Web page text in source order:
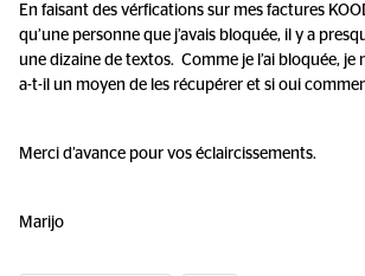
En faisant des vérfications sur mes factures
qu’une personne que j’avais bloquée, il y a
une dizaine de textos. Comme je l’ai bloquée, je
a-t-il un moyen de les récupérer et si oui
Merci d’avance pour vos éclaircissements.
Marijo